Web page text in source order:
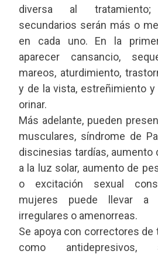
diversa al
secundarios serán más o
en cada uno. En la
aparecer cansancio,
mareos, aturdimiento,
y de la vista, estreñimiento
orinar.
Más adelante, pueden
musculares, síndrome de
discinesias tardías, aumento
a la luz solar, aumento de
o excitación sexual
mujeres puede llevar a
irregulares o amenorreas.
Se apoya con correctores
como antidepresivos,